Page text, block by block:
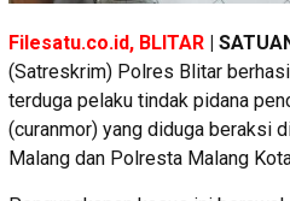
Filesatu.co.id, BLITAR |
(Satreskrim) Polres Blitar
terduga pelaku tindak pidana
(curanmor) yang diduga beraksi
Malang dan Polresta Malang